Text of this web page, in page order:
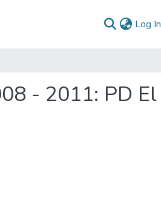
Log In
- 2011: PD El